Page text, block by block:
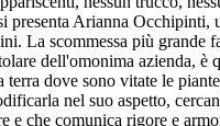
presenta Arianna Occhipinti,
La scommessa più grande
dell'omonima azienda, è
terra dove sono vitate le
nel suo aspetto,
e che comunica rigore e